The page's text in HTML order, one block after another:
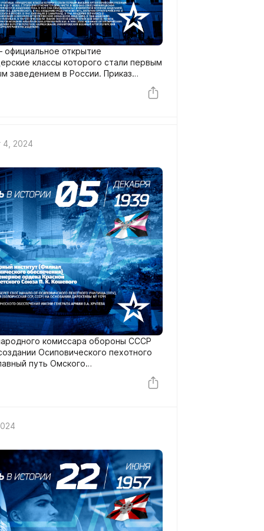
официальное открытие
классы которого стали первым
заведением в России. Приказ
ноября 1820 г. № 805. С этого дня
4, 2024
комиссара обороны СССР
Осиповического пехотного
путь Омского